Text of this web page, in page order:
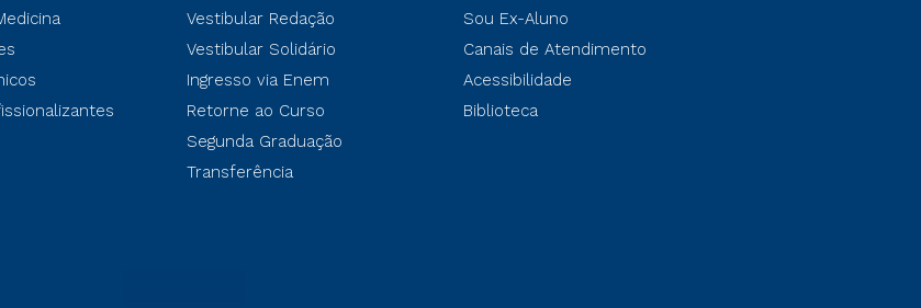
Vestibular Redação
Vestibular Solidário
Ingresso via Enem
Retorne ao Curso
Segunda Graduação
Transferência
Sou Ex-Aluno
Canais de Atendimento
Acessibilidade
Biblioteca